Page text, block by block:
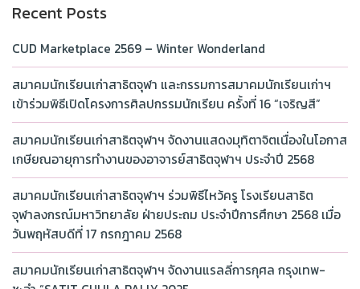
Recent Posts
CUD Marketplace 2569 – Winter Wonderland
สมาคมนักเรียนเก่าสาธิตจุฬา และกรรมการสมาคมนักเรียนเก่าฯ
เข้าร่วมพิธีเปิดโครงการศิลปกรรมนักเรียน ครั้งที่ 16 “เจริญสี”
สมาคมนักเรียนเก่าสาธิตจุฬาฯ จัดงานแสดงมุทิตาจิตเนื่องในโอกาส
เกษียณอายุการทำงานของอาจารย์สาธิตจุฬาฯ ประจำปี 2568
สมาคมนักเรียนเก่าสาธิตจุฬาฯ ร่วมพิธีไหว้ครู โรงเรียนสาธิต
จุฬาลงกรณ์มหาวิทยาลัย ฝ่ายประถม ประจำปีการศึกษา 2568 เมื่อ
วันพฤหัสบดีที่ 17 กรกฎาคม 2568
สมาคมนักเรียนเก่าสาธิตจุฬาฯ จัดงานแรลลี่การกุศล กรุงเทพ-